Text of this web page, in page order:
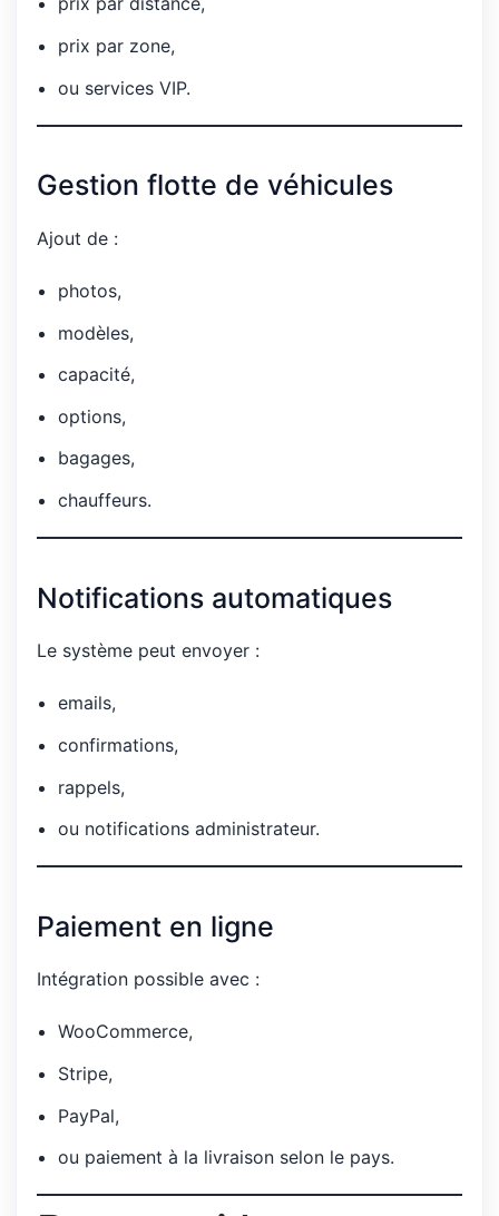
prix par zone,
ou services VIP.
Gestion flotte de véhicules
Ajout de :
photos,
modèles,
capacité,
options,
bagages,
chauffeurs.
Notifications automatiques
Le système peut envoyer :
emails,
confirmations,
rappels,
ou notifications administrateur.
Paiement en ligne
Intégration possible avec :
WooCommerce,
Stripe,
PayPal,
ou paiement à la livraison selon le pays.